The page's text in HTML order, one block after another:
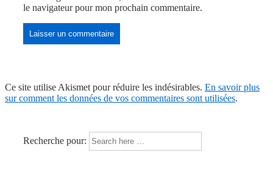
le navigateur pour mon prochain commentaire.
Ce site utilise Akismet pour réduire les indésirables. En savoir plus
sur comment les données de vos commentaires sont utilisées.
Recherche pour: